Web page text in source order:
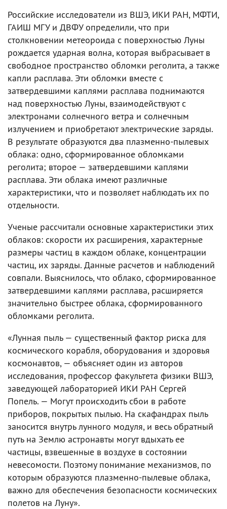
Российские исследователи из ВШЭ, ИКИ РАН, МФТИ,
ГАИШ МГУ и ДВФУ определили, что при
столкновении метеороида с поверхностью Луны
рождается ударная волна, которая выбрасывает в
свободное пространство обломки реголита, а также
капли расплава. Эти обломки вместе с
затвердевшими каплями расплава поднимаются
над поверхностью Луны, взаимодействуют с
электронами солнечного ветра и солнечным
излучением и приобретают электрические заряды.
В результате образуются два плазменно-пылевых
облака: одно, сформированное обломками
реголита; второе — затвердевшими каплями
расплава. Эти облака имеют различные
характеристики, что и позволяет наблюдать их по
отдельности.
Ученые рассчитали основные характеристики этих
облаков: скорости их расширения, характерные
размеры частиц в каждом облаке, концентрации
частиц, их заряды. Данные расчетов и наблюдений
совпали. Выяснилось, что облако, сформированное
затвердевшими каплями расплава, расширяется
значительно быстрее облака, сформированного
обломками реголита.
«Лунная пыль — существенный фактор риска для
космического корабля, оборудования и здоровья
космонавтов, — объясняет один из авторов
исследования, профессор факультета физики ВШЭ,
заведующей лабораторией ИКИ РАН Сергей
Попель. — Могут происходить сбои в работе
приборов, покрытых пылью. На скафандрах пыль
заносится внутрь лунного модуля, и весь обратный
путь на Землю астронавты могут вдыхать ее
частицы, взвешенные в воздухе в состоянии
невесомости. Поэтому понимание механизмов, по
которым образуются плазменно-пылевые облака,
важно для обеспечения безопасности космических
полетов на Луну».